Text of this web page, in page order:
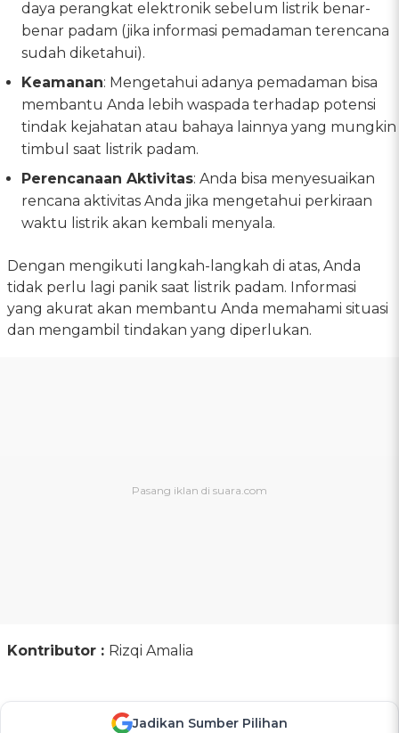
daya perangkat elektronik sebelum listrik benar-
benar padam (jika informasi pemadaman terencana
sudah diketahui).
Keamanan: Mengetahui adanya pemadaman bisa
membantu Anda lebih waspada terhadap potensi
tindak kejahatan atau bahaya lainnya yang mungkin
timbul saat listrik padam.
Perencanaan Aktivitas: Anda bisa menyesuaikan
rencana aktivitas Anda jika mengetahui perkiraan
waktu listrik akan kembali menyala.
Dengan mengikuti langkah-langkah di atas, Anda
tidak perlu lagi panik saat listrik padam. Informasi
yang akurat akan membantu Anda memahami situasi
dan mengambil tindakan yang diperlukan.
Kontributor : Rizqi Amalia
Jadikan Sumber Pilihan